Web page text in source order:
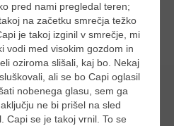
pred nami pregledal teren;
na začetku smrečja težko
je takoj izginil v smrečje, mi
vodi med visokim gozdom in
oziroma slišali, kaj bo. Nekaj
ali se bo Capi oglasil
nobenega glasu, sem ga
ne bi prišel na sled
Capi se je takoj vrnil. To se